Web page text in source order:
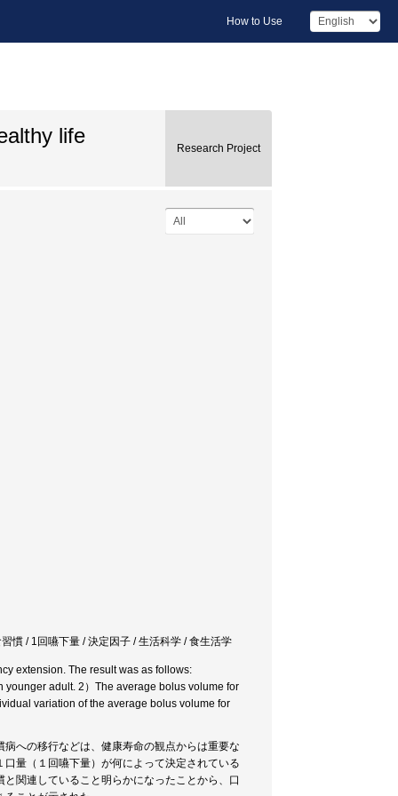
How to Use
life
Research Project
慣 / 1回嚥下量 / 決定因子 / 生活科学 / 食生活学
extension. The result was as follows:
younger adult. 2）The average bolus volume for
variation of the average bolus volume for
への移行などは、健康寿命の観点からは重要な
量（１回嚥下量）が何によって決定されている
関連していること明らかになったことから、口